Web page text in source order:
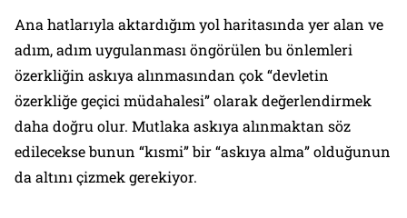
Ana hatlarıyla aktardığım yol haritasında yer alan ve
adım, adım uygulanması öngörülen bu önlemleri
özerkliğin askıya alınmasından çok “devletin
özerkliğe geçici müdahalesi” olarak değerlendirmek
daha doğru olur. Mutlaka askıya alınmaktan söz
edilecekse bunun “kısmi” bir “askıya alma” olduğunun
da altını çizmek gerekiyor.